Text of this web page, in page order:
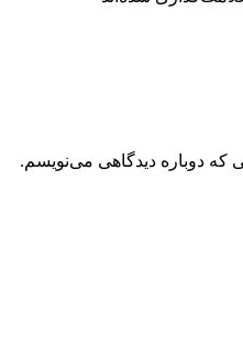
که دوباره دیدگاهی می‌نویسم.